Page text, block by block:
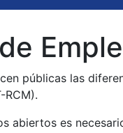
públicas las
RCM).
abiertos es